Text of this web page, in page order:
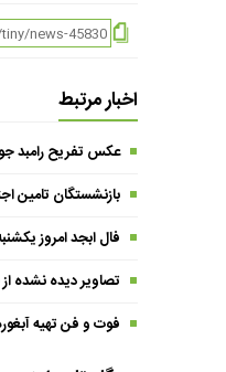
اخبار مرتبط
عکس تفریح رامبد
بازنشستگان تامین اجتماعی چشم انتظار معوقات 4
فال ابجد امروز یکشنبه 5 مرداد 1404 | حروف ابجد از تغییرات مثبت خبر
تصاویر دیده نشده
فوت و فن تهیه